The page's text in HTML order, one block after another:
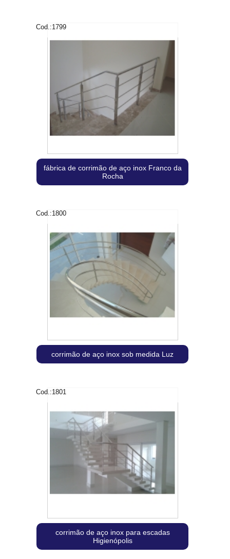
Cod.:1799
fábrica de corrimão de aço inox Franco da
Rocha
Cod.:1800
corrimão de aço inox sob medida Luz
Cod.:1801
corrimão de aço inox para escadas
Higienópolis